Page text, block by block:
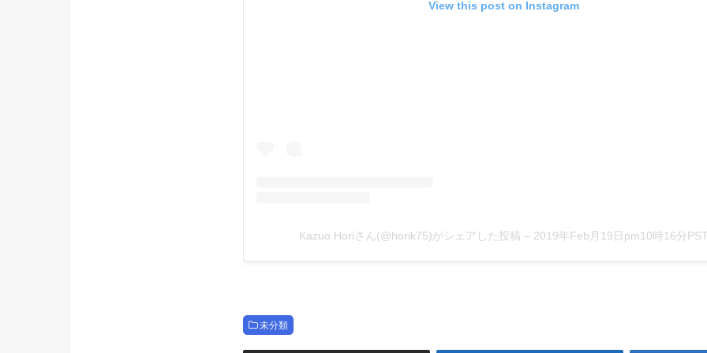
View this post on Instagram
Kazuo Horiさん(@horik75)がシェアした投稿 – 2019年Feb月19日pm10時16分
未分類